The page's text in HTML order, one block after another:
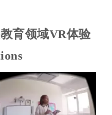
育领域VR体验